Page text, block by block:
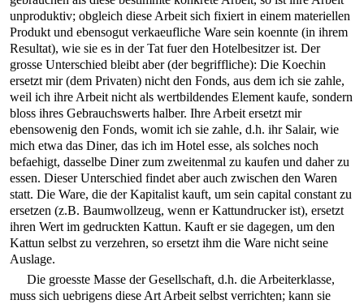
unproduktiv; obgleich diese Arbeit sich fixiert in einem materiellen
Produkt und ebensogut verkaeufliche Ware sein koennte (in ihrem
Resultat), wie sie es in der Tat fuer den Hotelbesitzer ist. Der
grosse Unterschied bleibt aber (der begriffliche): Die Koechin
ersetzt mir (dem Privaten) nicht den Fonds, aus dem ich sie zahle,
weil ich ihre Arbeit nicht als wertbildendes Element kaufe, sondern
bloss ihres Gebrauchswerts halber. Ihre Arbeit ersetzt mir
ebensowenig den Fonds, womit ich sie zahle, d.h. ihr Salair, wie
mich etwa das Diner, das ich im Hotel esse, als solches noch
befaehigt, dasselbe Diner zum zweitenmal zu kaufen und daher zu
essen. Dieser Unterschied findet aber auch zwischen den Waren
statt. Die Ware, die der Kapitalist kauft, um sein capital constant zu
ersetzen (z.B. Baumwollzeug, wenn er Kattundrucker ist), ersetzt
ihren Wert im gedruckten Kattun. Kauft er sie dagegen, um den
Kattun selbst zu verzehren, so ersetzt ihm die Ware nicht seine
Auslage.
Die groesste Masse der Gesellschaft, d.h. die Arbeiterklasse,
muss sich uebrigens diese Art Arbeit selbst verrichten; kann sie